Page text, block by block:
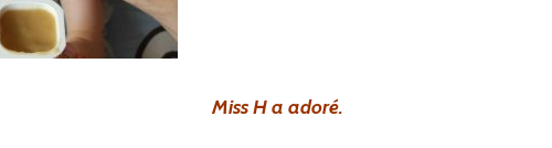
Miss H a adoré.